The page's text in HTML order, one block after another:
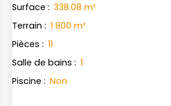
Surface : 338.08 m²
Terrain : 1 800 m²
Pièces : 11
Salle de bains : 1
Piscine : Non